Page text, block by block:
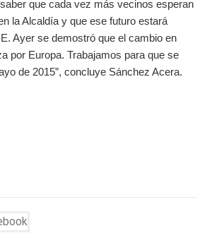
que cada vez más vecinos esperan
la Alcaldía y que ese futuro estará
Ayer se demostró que el cambio en
por Europa. Trabajamos para que se
de 2015”, concluye Sánchez Acera.